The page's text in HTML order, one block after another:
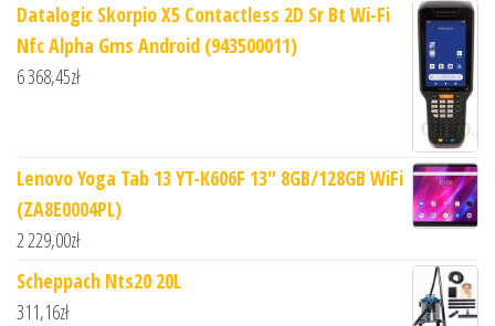
Datalogic Skorpio X5 Contactless 2D Sr Bt Wi-Fi
Nfc Alpha Gms Android (943500011)
6 368,45zł
Lenovo Yoga Tab 13 YT-K606F 13" 8GB/128GB WiFi
(ZA8E0004PL)
2 229,00zł
Scheppach Nts20 20L
311,16zł